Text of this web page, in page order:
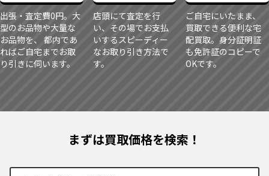
出張・査定費0円。大
型のお品物や大量な
お品物を、 都内であ
ればご自宅までお取
り引きに伺います。
店頭にて査定を行
い、その場でお支払
いするスピーディー
なお取り引き方法で
す。
ご自宅にいたまま、
買取できる便利な宅
配買取。身分証明証
も免許証のコピーで
OKです。
まずは買取価格を検索！